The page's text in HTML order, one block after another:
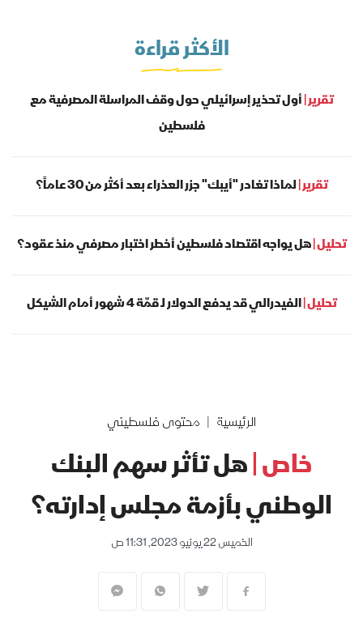
الأكثر قراءة
تقرير |أول تحذير إسرائيلي حول وقف المراسلة المصرفية مع
فلسطين
تقرير |لماذا تغادر "أيبك" جزر العذراء بعد أكثر من 30 عاماً؟
تحليل |هل يواجه اقتصاد فلسطين أخطر اختبار مصرفي منذ عقود؟
تحليل |الفيدرالي قد يدفع الدولار لـ قمّة 4 شهور أمام الشيكل
الرئيسية محتوى فلسطيني
خاص |هل تأثر سهم البنك
الوطني بأزمة مجلس إدارته؟
الخميس 22 يونيو 2023, 11:31 ص